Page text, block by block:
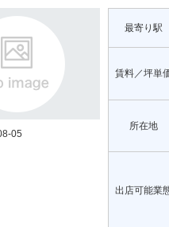
05
最寄り駅
賃料／坪単
所在地
出店可能業